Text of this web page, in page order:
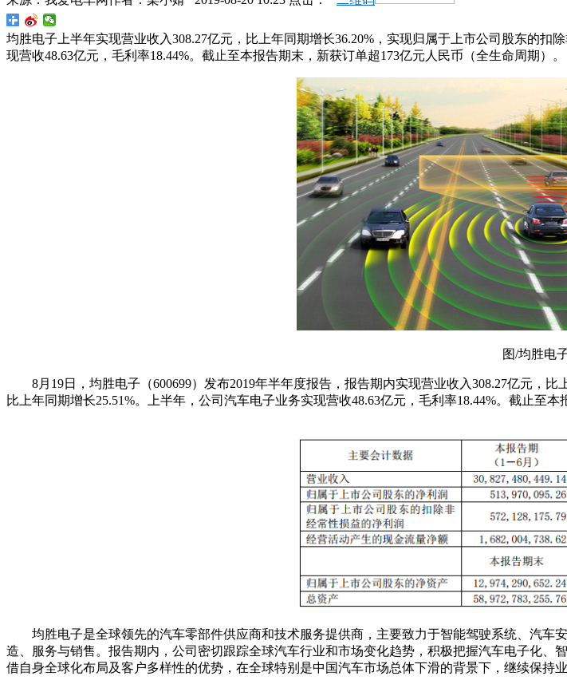
均胜电子上半年实现营业收入308.27亿元，比上年同期增长36.20%，实现归属于上市公司股东的
现营收48.63亿元，毛利率18.44%。截止至本报告期末，新获订单超173亿元人民币（全生命周期）。
图/均胜电
8月19日，均胜电子（600699）发布2019年半年度报告，报告期内实现营业收入308.27亿元，
比上年同期增长25.51%。上半年，公司汽车电子业务实现营收48.63亿元，毛利率18.44%。截止至
均胜电子是全球领先的汽车零部件供应商和技术服务提供商，主要致力于智能驾驶系统、汽
造、服务与销售。报告期内，公司密切跟踪全球汽车行业和市场变化趋势，积极把握汽车电子化
借自身全球化布局及客户多样性的优势，在全球特别是中国汽车市场总体下滑的背景下，继续保持